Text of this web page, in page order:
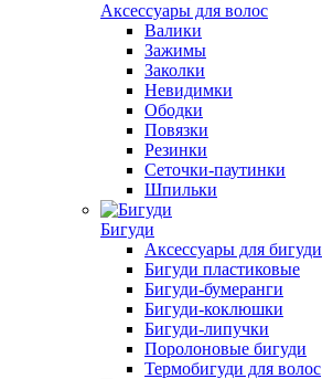
Аксессуары для волос
Валики
Зажимы
Заколки
Невидимки
Ободки
Повязки
Резинки
Сеточки-паутинки
Шпильки
Бигуди
Аксессуары для бигуди
Бигуди пластиковые
Бигуди-бумеранги
Бигуди-коклюшки
Бигуди-липучки
Поролоновые бигуди
Термобигуди для волос